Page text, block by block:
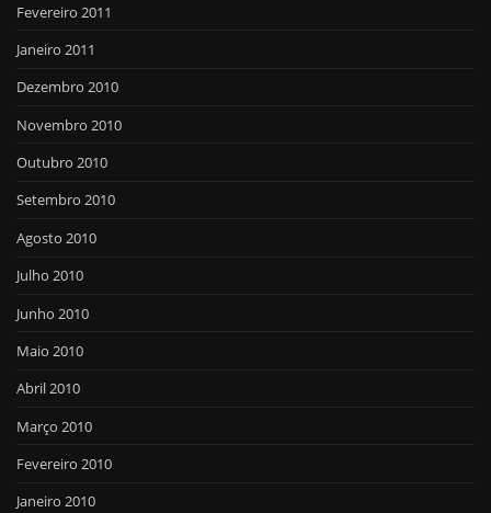
Fevereiro 2011
Janeiro 2011
Dezembro 2010
Novembro 2010
Outubro 2010
Setembro 2010
Agosto 2010
Julho 2010
Junho 2010
Maio 2010
Abril 2010
Março 2010
Fevereiro 2010
Janeiro 2010